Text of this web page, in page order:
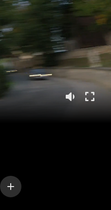
Ojciec Mateusz